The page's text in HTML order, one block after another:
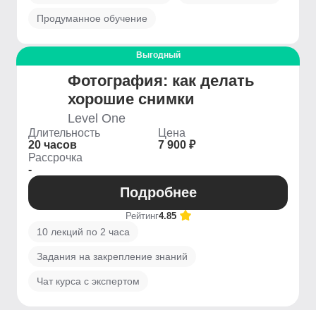
Продуманное обучение
Выгодный
Фотография: как делать
хорошие снимки
Level One
Длительность
20 часов
Цена
7 900 ₽
Рассрочка
-
Подробнее
Рейтинг4.85
10 лекций по 2 часа
Задания на закрепление знаний
Чат курса с экспертом